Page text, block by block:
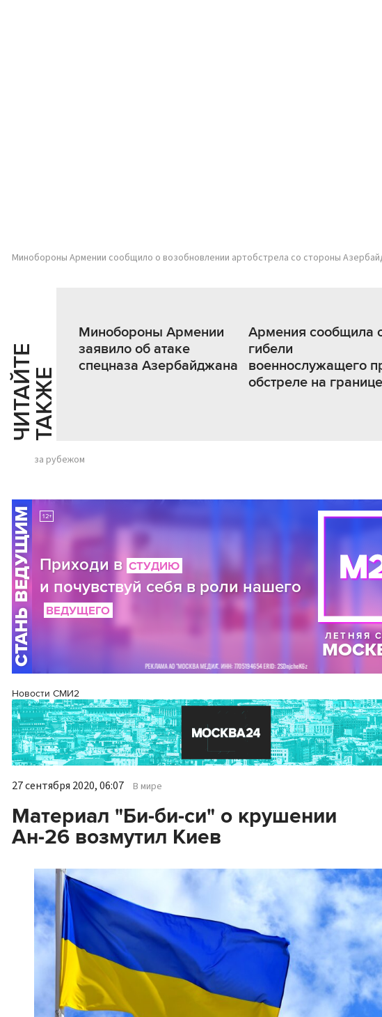
Минобороны Армении сообщило о возобновлении артобстрела со стороны
Ч
И
Т
АЙ
Т
Е
Т
А
К
ЖЕ
Минобороны Армении
заявило об атаке
спецназа Азербайджана
Армения сообщила
гибели
военнослужащего
обстреле на границе
за рубежом
Новости СМИ2
27 сентября 2020, 06:07 В мире
Материал "Би-би-си" о крушении
Ан-26 возмутил Киев